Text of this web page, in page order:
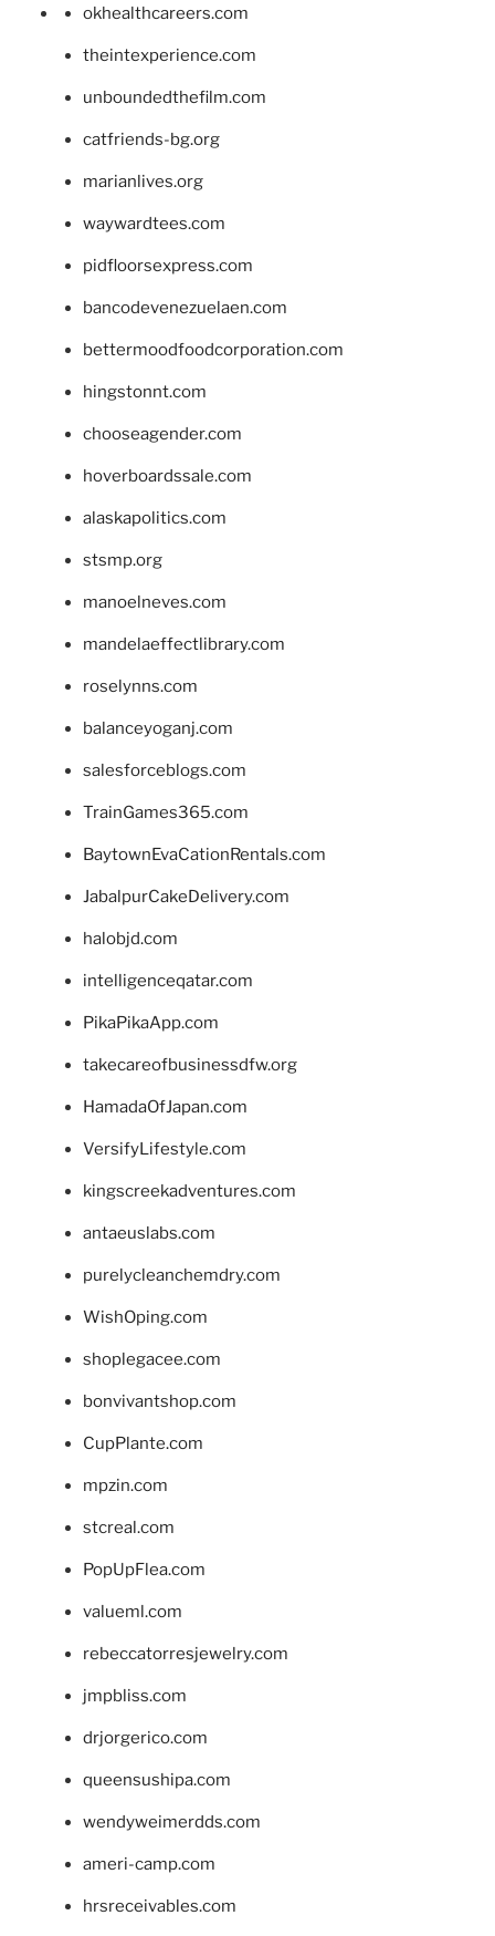
okhealthcareers.com
theintexperience.com
unboundedthefilm.com
catfriends-bg.org
marianlives.org
waywardtees.com
pidfloorsexpress.com
bancodevenezuelaen.com
bettermoodfoodcorporation.com
hingstonnt.com
chooseagender.com
hoverboardssale.com
alaskapolitics.com
stsmp.org
manoelneves.com
mandelaeffectlibrary.com
roselynns.com
balanceyoganj.com
salesforceblogs.com
TrainGames365.com
BaytownEvaCationRentals.com
JabalpurCakeDelivery.com
halobjd.com
intelligenceqatar.com
PikaPikaApp.com
takecareofbusinessdfw.org
HamadaOfJapan.com
VersifyLifestyle.com
kingscreekadventures.com
antaeuslabs.com
purelycleanchemdry.com
WishOping.com
shoplegacee.com
bonvivantshop.com
CupPlante.com
mpzin.com
stcreal.com
PopUpFlea.com
valueml.com
rebeccatorresjewelry.com
jmpbliss.com
drjorgerico.com
queensushipa.com
wendyweimerdds.com
ameri-camp.com
hrsreceivables.com